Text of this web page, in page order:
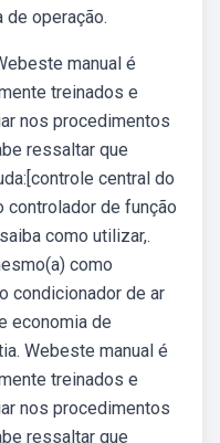
operação.
manual é
treinados e
nos procedimentos
ressaltar que
central do
controlador de função
como utilizar,.
como
condicionador de ar
economia de
Webeste manual é
treinados e
nos procedimentos
ressaltar que